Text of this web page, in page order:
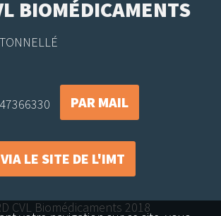
BIOMÉDICAMENTS
PAR MAIL
VIA LE SITE DE L'IMT
CVL Biomédicaments 2018